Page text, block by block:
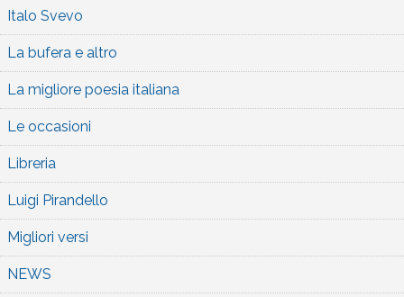
Italo Svevo
La bufera e altro
La migliore poesia italiana
Le occasioni
Libreria
Luigi Pirandello
Migliori versi
NEWS